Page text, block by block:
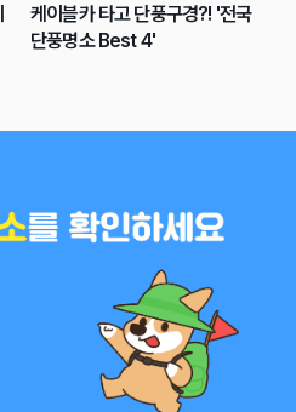
케이블카 타고 단풍구경?! '전국
단풍명소 Best 4'